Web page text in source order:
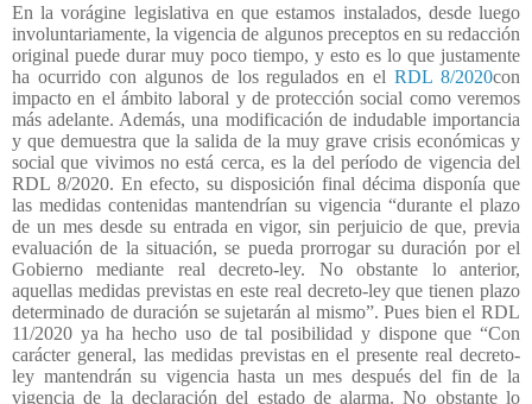
En la vorágine legislativa en que estamos instalados, desde luego
involuntariamente, la vigencia de algunos preceptos en su redacción
original puede durar muy poco tiempo, y esto es lo que justamente
ha ocurrido con algunos de los regulados en elRDL 8/2020con
impacto en el ámbito laboral y de protección social como veremos
más adelante. Además, una modificación de indudable importancia
y que demuestra que la salida de la muy grave crisis económicas y
social que vivimos no está cerca, es la del período de vigencia del
RDL 8/2020. En efecto, su disposición final décima disponía que
las medidas contenidas mantendrían su vigencia “durante el plazo
de un mes desde su entrada en vigor, sin perjuicio de que, previa
evaluación de la situación, se pueda prorrogar su duración por el
Gobierno mediante real decreto-ley. No obstante lo anterior,
aquellas medidas previstas en este real decreto-ley que tienen plazo
determinado de duración se sujetarán al mismo”. Pues bien el RDL
11/2020 ya ha hecho uso de tal posibilidad y dispone que “Con
carácter general, las medidas previstas en el presente real decreto-
ley mantendrán su vigencia hasta un mes después del fin de la
vigencia de la declaración del estado de alarma. No obstante lo